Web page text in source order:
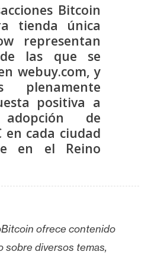
Bitcoin
tienda única
representan
las que se
webuy.com, y
plenamente
positiva a
de
en cada ciudad
en el Reino
ofrece contenido
sobre diversos temas,